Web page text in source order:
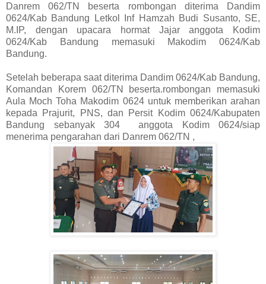
Danrem 062/TN beserta rombongan diterima Dandim
0624/Kab Bandung Letkol Inf Hamzah Budi Susanto, SE,
M.IP, dengan upacara hormat Jajar anggota Kodim
0624/Kab Bandung memasuki Makodim 0624/Kab
Bandung.
Setelah beberapa saat diterima Dandim 0624/Kab Bandung,
Komandan Korem 062/TN beserta.rombongan memasuki
Aula Moch Toha Makodim 0624 untuk memberikan arahan
kepada Prajurit, PNS, dan Persit Kodim 0624/Kabupaten
Bandung sebanyak 304 anggota Kodim 0624/siap
menerima pengarahan dari Danrem 062/TN ,